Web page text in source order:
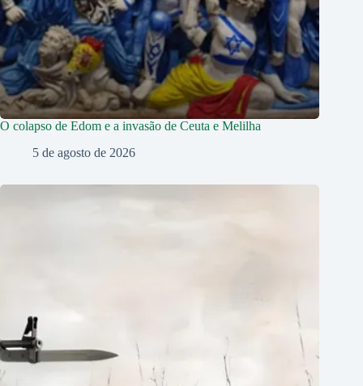
O colapso de Edom e a invasão de Ceuta e Melilha
5 de agosto de 2026